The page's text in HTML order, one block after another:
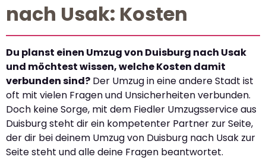
nach Usak: Kosten
Du planst einen Umzug von Duisburg nach Usak
und möchtest wissen, welche Kosten damit
verbunden sind? Der Umzug in eine andere Stadt ist
oft mit vielen Fragen und Unsicherheiten verbunden.
Doch keine Sorge, mit dem Fiedler Umzugsservice aus
Duisburg steht dir ein kompetenter Partner zur Seite,
der dir bei deinem Umzug von Duisburg nach Usak zur
Seite steht und alle deine Fragen beantwortet.